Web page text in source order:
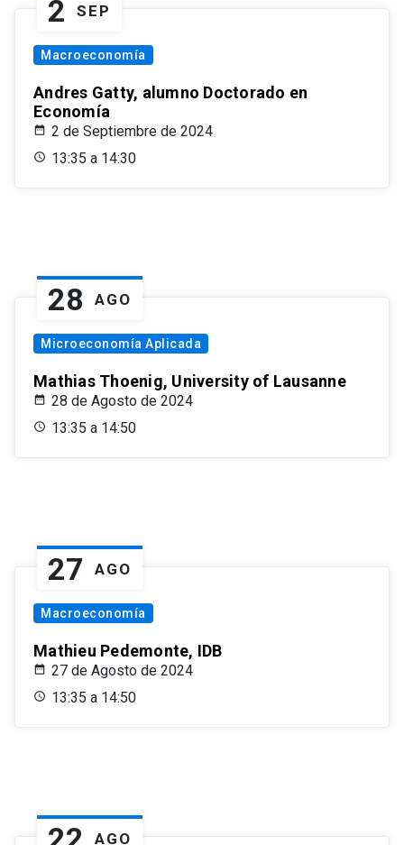
2 SEP
Macroeconomía
Andres Gatty, alumno Doctorado en
Economía
2 de Septiembre de 2024
13:35 a 14:30
28 AGO
Microeconomía Aplicada
Mathias Thoenig, University of Lausanne
28 de Agosto de 2024
13:35 a 14:50
27 AGO
Macroeconomía
Mathieu Pedemonte, IDB
27 de Agosto de 2024
13:35 a 14:50
AGO